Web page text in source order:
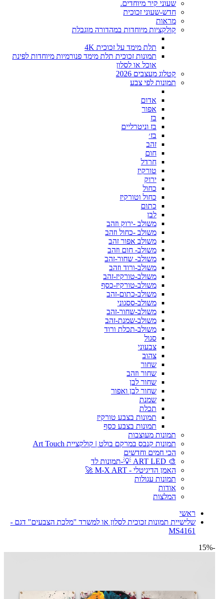
שעוני קיר מיוחדים.
חדש-שעוני זכוכית
מראות
קולקציות מיוחדות במהדורה מוגבלת
תלת מימד על זכוכית 4K
תמונות זכוכית תלת מימד פנורמיות מיוחדות לפינת
אוכל או לסלון
קטלוג מעצבים 2026
תמונות לפי צבע
אדום
אפור
בז
בז וניטרליים
בז׳
זהב
חום
חרדל
טורקיז
ירוק
כחול
כחול וטורקיז
כתום
לבן
משולב -ירוק וזהב
משולב -כחול וזהב
משולב אפור זהב
משולב- חום וזהב
משולב- שחור-זהב
משולב-ורוד וזהב
משולב-טורקיז-זהב
משולב-טורקיז-כסף
משולב-כתום-זהב
משולב-ססגוני
משולב-שחור-זהב
משולב-שמנת-זהב
משולב-תכלת ורוד
סגול
צבעוני
צהוב
שחור
שחור וזהב
שחור לבן
שחור לבן ואפור
שמנת
תכלת
תמונות בצבע טורקיז
תמונות בצבע כסף
תמונות מעוצבות
תמונות קנבס במרקם בולט | קולקציית Art Touch
הכי חמים וחדשים
🎨 ART LED 💡-תמונות לד
האמן הדיגיטלי - M-X ART 🚀
תמונות עגולות
אודות
המלצות
ראשי
שלישיית תמונות זכוכית לסלון או למשרד "מלכת הצבעים" דגם -
MS4161
-15%